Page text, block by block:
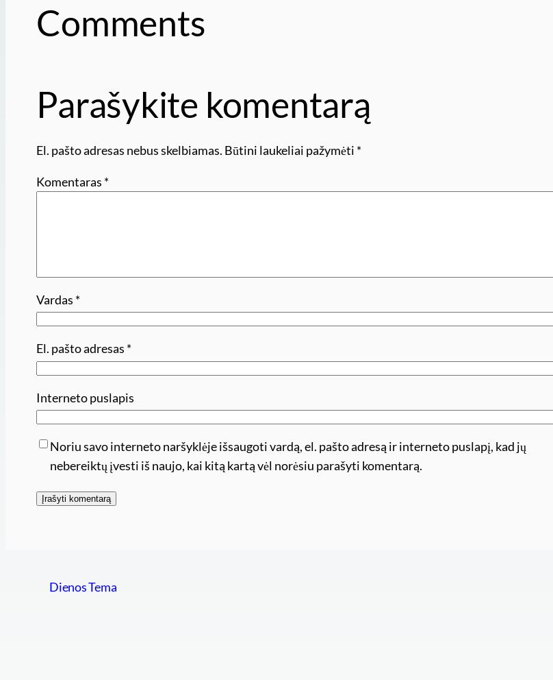
Comments
Parašykite komentarą
El. pašto adresas nebus skelbiamas. Būtini laukeliai pažymėti *
Komentaras *
Vardas *
El. pašto adresas *
Interneto puslapis
Noriu savo interneto naršyklėje išsaugoti vardą, el. pašto adresą ir interneto puslapį, kad jų
nebereiktų įvesti iš naujo, kai kitą kartą vėl norėsiu parašyti komentarą.
Dienos Tema